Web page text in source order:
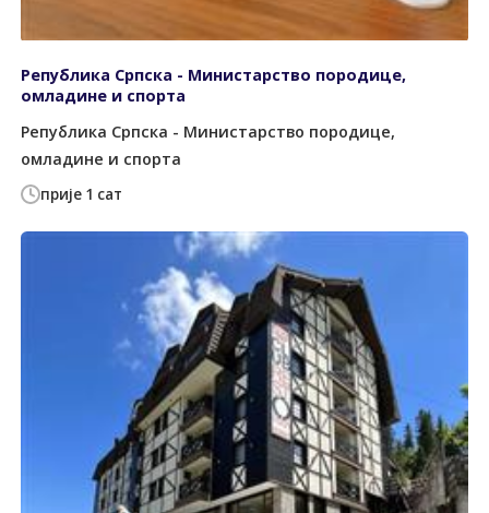
прије 1 сат
Република Српска - Министарство породице,
омладине и спорта
Република Српска - Министарство породице,
омладине и спорта